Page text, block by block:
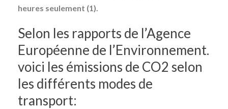
heures seulement (1).
Selon les rapports de l’Agence
Européenne de l’Environnement.
voici les émissions de CO2 selon
les différents modes de
transport: